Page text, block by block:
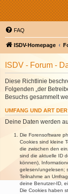
FAQ
ISDV-Homepage
ISDV - Forum -
Diese Richtlinie
Folgenden „der
Besuchs gesammelt
UMFANG UND ART
Deine Daten werden
Die Forensoftware
Cookies sind kleine
die zwischen den
sind die aktuelle ID
können),
gelesen/ungelesen;
Teilnahme an
deine Benutzer-ID,
Die Cookies haben